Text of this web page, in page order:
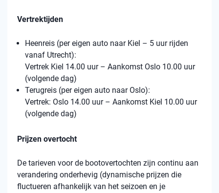
Vertrektijden
Heenreis (per eigen auto naar Kiel – 5 uur rijden
vanaf Utrecht):
Vertrek Kiel 14.00 uur – Aankomst Oslo 10.00 uur
(volgende dag)
Terugreis (per eigen auto naar Oslo):
Vertrek: Oslo 14.00 uur – Aankomst Kiel 10.00 uur
(volgende dag)
Prijzen overtocht
De tarieven voor de bootovertochten zijn continu aan
verandering onderhevig (dynamische prijzen die
fluctueren afhankelijk van het seizoen en je